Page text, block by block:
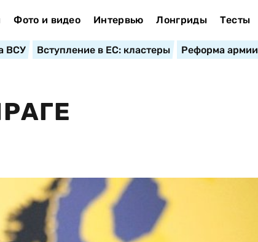
Фото и видео Интервью Лонгриды Тесты
ВСУ Вступление в ЕС: кластеры Реформа армии